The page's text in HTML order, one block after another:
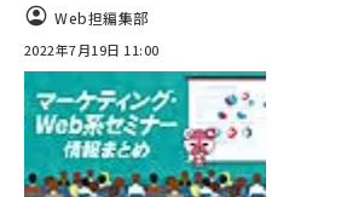
Web担編集部
2022年7月19日 11:00